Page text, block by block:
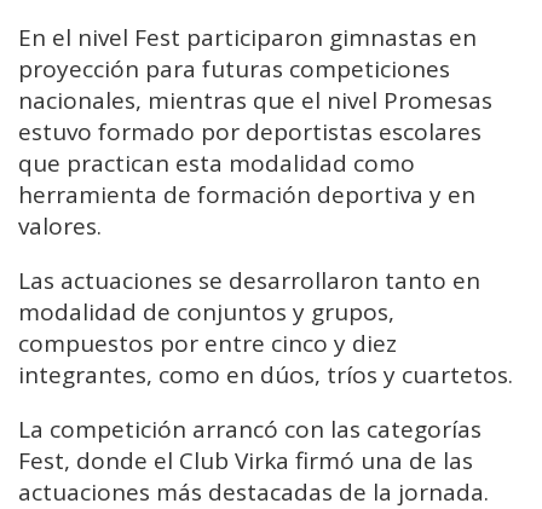
En el nivel Fest participaron gimnastas en
proyección para futuras competiciones
nacionales, mientras que el nivel Promesas
estuvo formado por deportistas escolares
que practican esta modalidad como
herramienta de formación deportiva y en
valores.
Las actuaciones se desarrollaron tanto en
modalidad de conjuntos y grupos,
compuestos por entre cinco y diez
integrantes, como en dúos, tríos y cuartetos.
La competición arrancó con las categorías
Fest, donde el Club Virka firmó una de las
actuaciones más destacadas de la jornada.